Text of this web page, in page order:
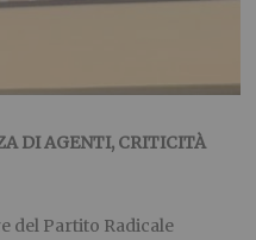
DI AGENTI, CRITICITÀ
del Partito Radicale